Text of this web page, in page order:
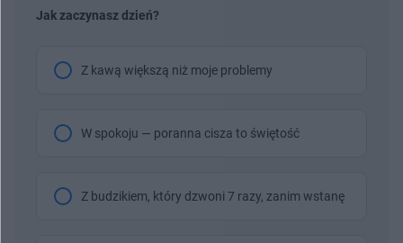
Jak zaczynasz dzień?
Z kawą większą niż moje problemy
W spokoju — poranna cisza to świętość
Z budzikiem, który dzwoni 7 razy, zanim wstanę